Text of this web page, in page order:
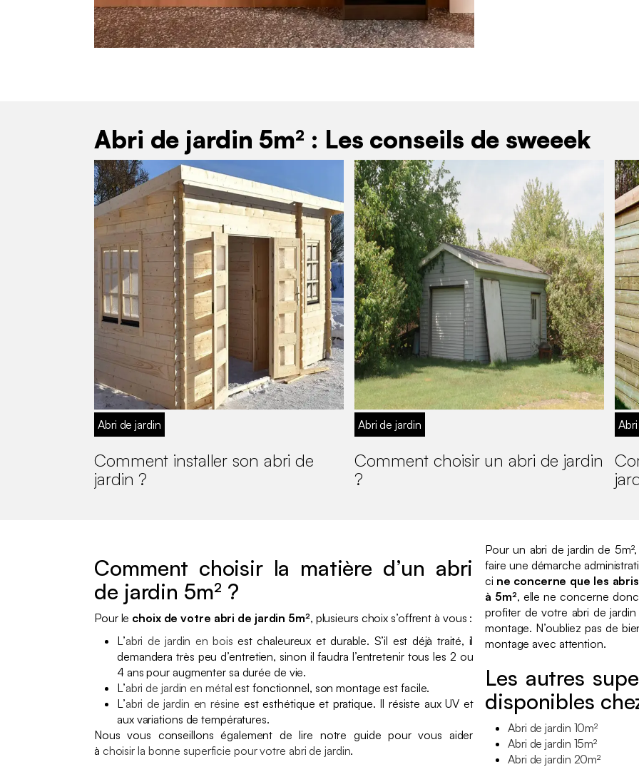
Abri de jardin 5m² : Les conseils de sweeek
Abri de jardin
Comment installer son abri de
jardin ?
Abri de jardin
Comment choisir un abri de jardin
?
Comment choisir la matière d’un abri
de jardin 5m² ?
Pour le choix de votre abri de jardin 5m², plusieurs choix s’offrent à vous :
L’abri de jardin en bois est chaleureux et durable. S’il est déjà traité, il
demandera très peu d’entretien, sinon il faudra l’entretenir tous les 2 ou
4 ans pour augmenter sa durée de vie.
L’abri de jardin en métal est fonctionnel, son montage est facile.
L’abri de jardin en résine est esthétique et pratique. Il résiste aux UV et
aux variations de températures.
Nous vous conseillons également de lire notre guide pour vous aider
à choisir la bonne superficie pour votre abri de jardin.
Pour un abri de jardin de
faire une démarche
ci ne concerne que les
à 5m², elle ne concerne
profiter de votre abri de jardin
montage. N’oubliez pas de
montage avec attention.
Les autres
disponibles
Abri de jardin 10m²
Abri de jardin 15m²
Abri de jardin 20m²